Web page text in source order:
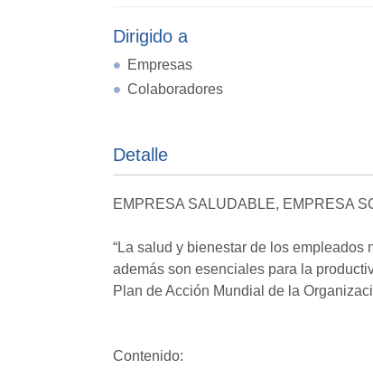
Dirigido a
Empresas
Colaboradores
Detalle
EMPRESA SALUDABLE, EMPRESA
“La salud y bienestar de los
además son esenciales para la
Plan de Acción Mundial de la
Contenido: